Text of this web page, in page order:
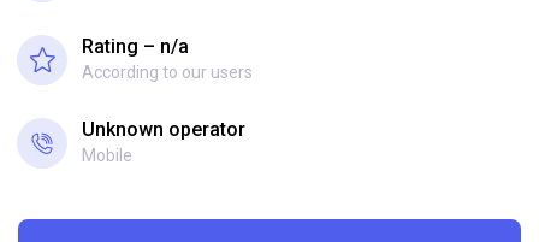
Rating – n/a
According to our users
Unknown operator
Mobile